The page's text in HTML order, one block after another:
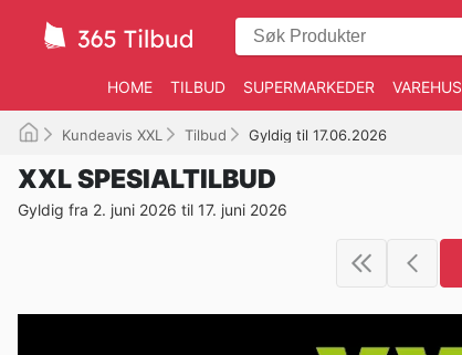
HOME TILBUD SUPERMARKEDER VAREHUS
Kundeavis XXL Tilbud Gyldig til 17.06.2026
XXL SPESIALTILBUD
Gyldig fra 2. juni 2026 til 17. juni 2026